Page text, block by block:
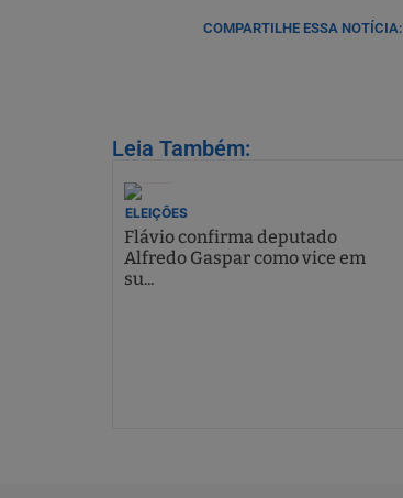
COMPARTILHE ESSA NOTÍCIA:
Leia Também:
ELEIÇÕES
Flávio confirma deputado
Alfredo Gaspar como vice em
su...